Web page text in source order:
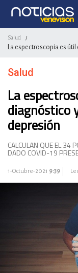
Salud /
La espectroscopia es
Salud
La
diagnóstico
depresión
CALCULAN QUE EL 34
DADO COVID-19
1-Octubre-2021 9:39